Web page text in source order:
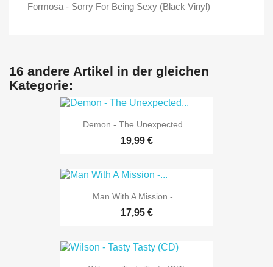
Formosa - Sorry For Being Sexy (Black Vinyl)
16 andere Artikel in der gleichen
Kategorie:
Demon - The Unexpected...
19,99 €
Man With A Mission -...
17,95 €